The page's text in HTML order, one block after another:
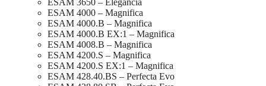
ESAM 4000 – Magnifica
ESAM 4000.B – Magnifica
ESAM 4000.B EX:1 – Magnifica
ESAM 4008.B – Magnifica
ESAM 4200.S – Magnifica
ESAM 4200.S EX:1 – Magnifica
ESAM 428.40.BS – Perfecta Evo